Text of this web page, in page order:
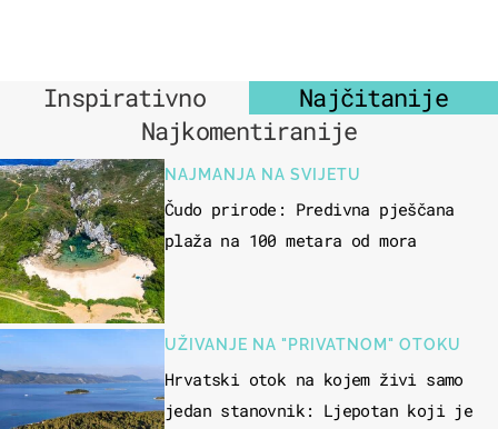
Inspirativno
Najčitanije
Najkomentiranije
NAJMANJA NA SVIJETU
Čudo prirode: Predivna pješčana
plaža na 100 metara od mora
UŽIVANJE NA "PRIVATNOM" OTOKU
Hrvatski otok na kojem živi samo
jedan stanovnik: Ljepotan koji je